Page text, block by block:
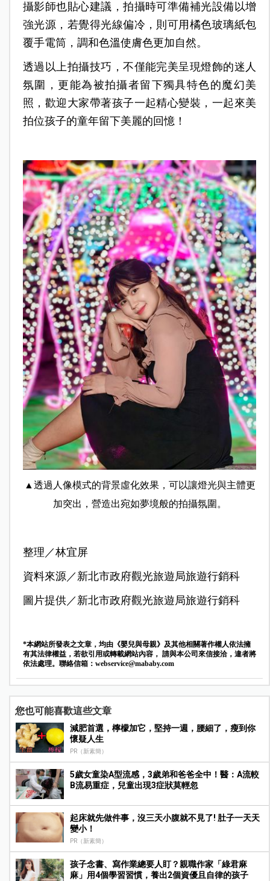
攝影師也貼心建議，拍攝時可準備補光設備以增
強光源，若覺得光線偏冷，則可用橘色玻璃紙包
覆手電筒，調和色溫使膚色更加自然。
透過以上拍攝技巧，不僅能完美呈現燈飾的迷人
氛圍，更能為被拍攝者留下獨具特色的魔幻美
照，歡迎大家帶著孩子一起精心變裝，一起來美
拍位孩子的童年留下美麗的回憶！
▲透過人像模式的背景虛化效果，可以讓燈光與主體更
加突出，營造出宛如夢境般的拍攝氛圍。
整理／林宜屏
資料來源／新北市政府觀光旅遊局旅遊行銷科
圖片提供／新北市政府觀光旅遊局旅遊行銷科
*本網站所發表之文章，均由《嬰兒與母親》及其他相關著作權人依法擁
有其法律權益，若欲引用或轉載網站內容， 請與本公司來信接洽，違者將
依法處理。聯絡信箱： webservice@mababy.com
您也可能喜歡這些文章
減肥首選，檸檬加它，堅持一週，腰細了，瘦到你
懷疑人生
PR（新素簡）
5歲女童染A型流感，3歲弟和爸爸全中！醫：A流較
B流易重症，兒童出現3症狀莫輕忽
起床就先做件事，沒三天小腹就不見了! 肚子一天天
變小！
PR（新素簡）
孩子念書、寫作業總要人盯？親職作家「綠君麻
麻」用4個學習習慣，養出2個資優且自律的孩子